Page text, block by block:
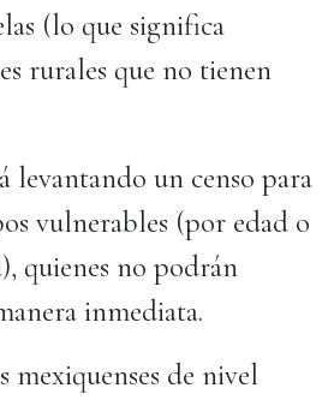
(lo que significa
rurales que no tienen
levantando un censo para
vulnerables (por edad o
quienes no podrán
inmediata.
mexiquenses de nivel